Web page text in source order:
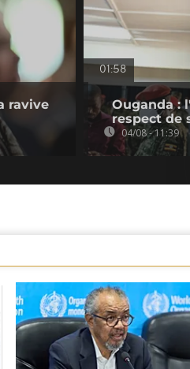
ravive
01:58
Ouganda :
respect de
04/08 - 11:39